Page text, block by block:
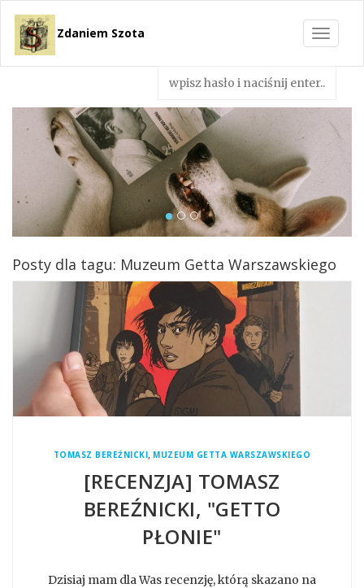
Toggle
Zdaniem Szota
Posty dla tagu: Muzeum Getta Warszawskiego
TOMASZ BEREŹNICKI, MUZEUM GETTA WARSZAWSKIEGO
[RECENZJA] TOMASZ
BEREŹNICKI, "GETTO
PŁONIE"
Dzisiaj mam dla Was recenzję, którą skazano na